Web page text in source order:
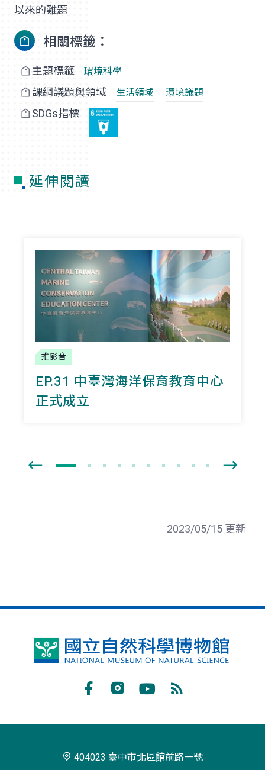
以來的難題
相關標籤：
主題標籤 環境科學
課綱議題與領域 生活領域 環境議題
SDGs指標
延伸閱讀
推影音
EP.31 中臺灣海洋保育教育中心
正式成立
2023/05/15 更新
國
閱
404023 臺中市北區館前路一號